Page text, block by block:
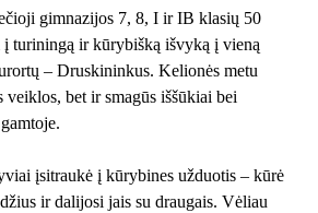
gimnazijos 7, 8, I ir IB klasių 50
turiningą ir kūrybišką išvyką į vieną
– Druskininkus. Kelionės metu
veiklos, bet ir smagūs iššūkiai bei
įsitraukė į kūrybines užduotis – kūrė
ir dalijosi jais su draugais. Vėliau